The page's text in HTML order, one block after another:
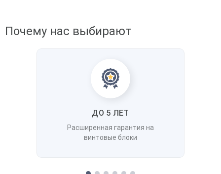
Почему нас выбирают
ДО 5 ЛЕТ
Расширенная гарантия на
винтовые блоки